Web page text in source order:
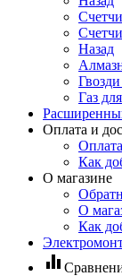
Назад
Газ
Оплата и
Как
О магазине
О
Как
equalizer